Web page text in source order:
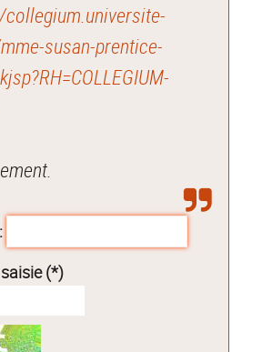
susan-prentice-
(*)